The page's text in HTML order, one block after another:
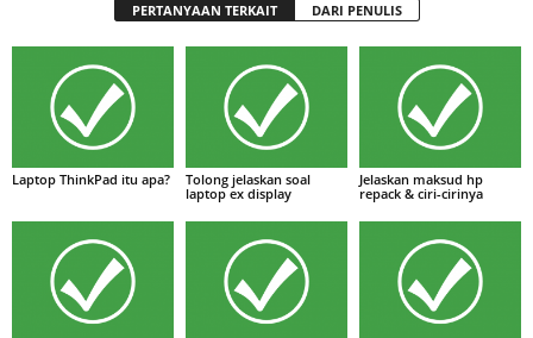
PERTANYAAN TERKAIT DARI PENULIS
Laptop ThinkPad itu apa?
Tolong jelaskan soal
laptop ex display
Jelaskan maksud hp
repack & ciri-cirinya